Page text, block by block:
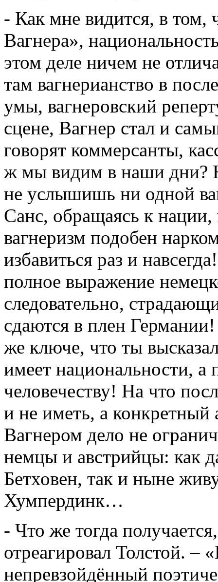
- Как мне видится, в том,
Вагнера»,
этом деле ничем не
там вагнерианство в
умы, вагнеровский
сцене, Вагнер стал и
говорят коммерсанты,
ж мы видим в наши дни?
не услышишь ни одной
Санс, обращаясь к нации,
вагнеризм подобен
избавиться раз и
полное выражение
следовательно,
сдаются в плен
же ключе, что ты
имеет национальности, а
человечеству! На что
и не иметь, а
Вагнером дело не
немцы и австрийцы: как
Бетховен, так и ныне
Хумпердинк…
- Что же тогда
отреагировал Толстой. –
непревзойдённый